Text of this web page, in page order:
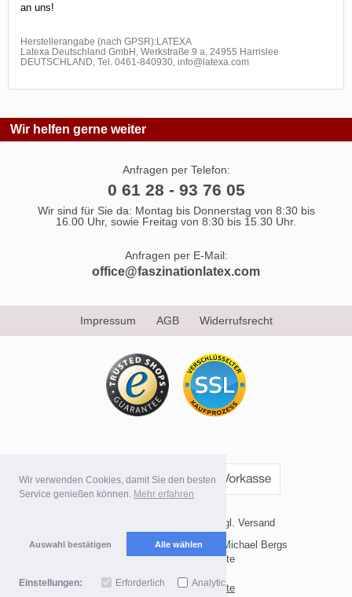
Wir verwenden Cookies, damit Sie den besten
Service genießen können. Mehr erfahren
Auswahl bestätigen Alle wählen
Einstellungen: Erforderlich Analytics
an uns!
Herstellerangabe (nach GPSR):LATEXA
Latexa Deutschland GmbH, Werkstraße 9 a, 24955 Harrislee
DEUTSCHLAND, Tel. 0461-840930, info@latexa.com
Wir helfen gerne weiter
Anfragen per Telefon:
0 61 28 - 93 76 05
Wir sind für Sie da: Montag bis Donnerstag von 8:30 bis
16.00 Uhr, sowie Freitag von 8:30 bis 15.30 Uhr.
Anfragen per E-Mail:
office@faszinationlatex.com
Impressum AGB Widerrufsrecht
* Alle Preise inkl. MwSt. evtl. zzgl. Versand
Copyright 2026 by Internetvertrieb Michael Bergs
Mobile Shop by Shopgate
Zur klassischen Webseite